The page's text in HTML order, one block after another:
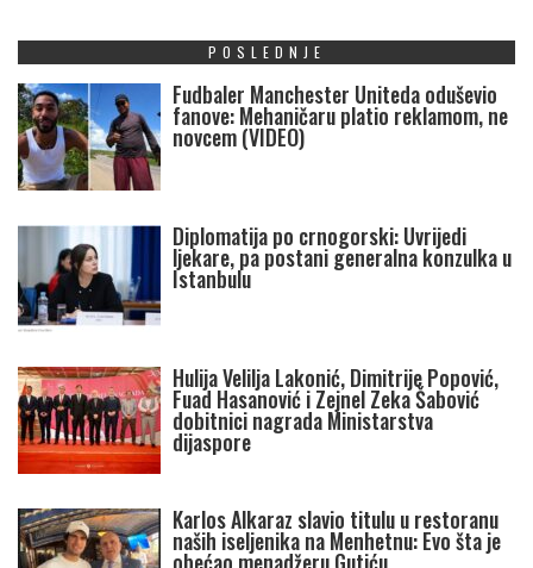
POSLEDNJE
Fudbaler Manchester Uniteda oduševio
fanove: Mehaničaru platio reklamom, ne
novcem (VIDEO)
Diplomatija po crnogorski: Uvrijedi
ljekare, pa postani generalna konzulka u
Istanbulu
Hulija Velilja Lakonić, Dimitrije Popović,
Fuad Hasanović i Zejnel Zeka Šabović
dobitnici nagrada Ministarstva
dijaspore
Karlos Alkaraz slavio titulu u restoranu
naših iseljenika na Menhetnu: Evo šta je